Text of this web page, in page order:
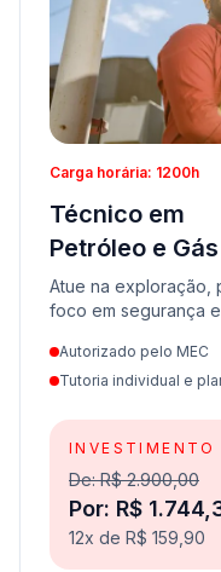
Carga horária: 1200h
Técnico em
Petróleo e Gás
Atue na exploração,
foco em segurança
Autorizado pelo MEC
Tutoria individual e
INVESTIMENTO
De: R$ 2.900,00
Por: R$
12x de R$ 159,90